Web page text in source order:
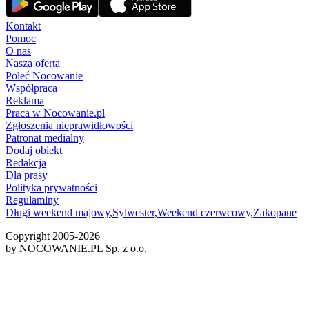
Kontakt
Pomoc
O nas
Nasza oferta
Poleć Nocowanie
Współpraca
Reklama
Praca w Nocowanie.pl
Zgłoszenia nieprawidłowości
Patronat medialny
Dodaj obiekt
Redakcja
Dla prasy
Polityka prywatności
Regulaminy
Długi weekend majowy,Sylwester,Weekend czerwcowy,Zakopane
Copyright 2005-2026
by NOCOWANIE.PL Sp. z o.o.